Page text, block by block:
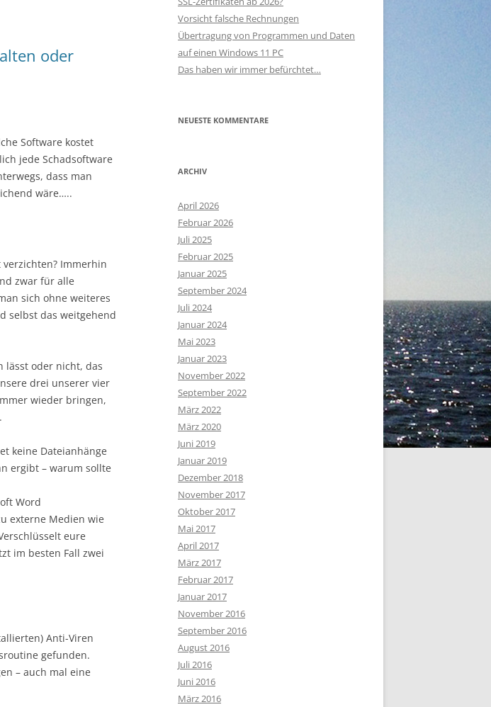
oder
Software kostet
jede Schadsoftware
dass man
wäre…..
Immerhin
zwar für alle
sich ohne weiteres
selbst das weitgehend
lässt oder nicht, das
drei unserer vier
wieder bringen,
keine Dateianhänge
ergibt – warum sollte
Word
externe Medien wie
eure
im besten Fall zwei
Anti-Viren
gefunden.
– auch mal eine
Vorsicht falsche Rechnungen
Übertragung von Programmen und Daten
auf einen Windows 11 PC
Das haben wir immer befürchtet…
NEUESTE KOMMENTARE
ARCHIV
April 2026
Februar 2026
Juli 2025
Februar 2025
Januar 2025
September 2024
Juli 2024
Januar 2024
Mai 2023
Januar 2023
November 2022
September 2022
März 2022
März 2020
Juni 2019
Januar 2019
Dezember 2018
November 2017
Oktober 2017
Mai 2017
April 2017
März 2017
Februar 2017
Januar 2017
November 2016
September 2016
August 2016
Juli 2016
Juni 2016
März 2016